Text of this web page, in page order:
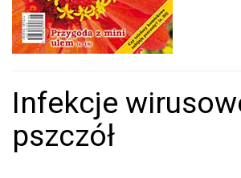
Infekcje
pszczół